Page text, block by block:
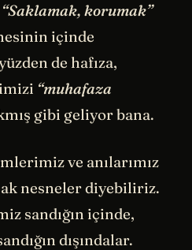
“Saklamak, korumak”
içinde
de hafıza,
“muhafaza
gibi geliyor bana.
ve anılarımız
nesneler diyebiliriz.
sandığın içinde,
dışındalar.